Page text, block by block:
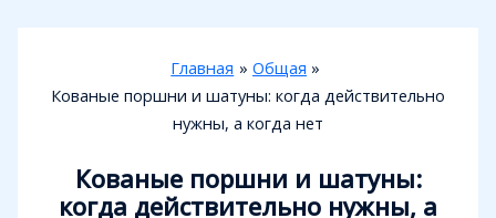
Главная
Общая
Кованые поршни и шатуны: когда действительно
нужны, а когда нет
Кованые поршни и шатуны:
когда действительно нужны, а